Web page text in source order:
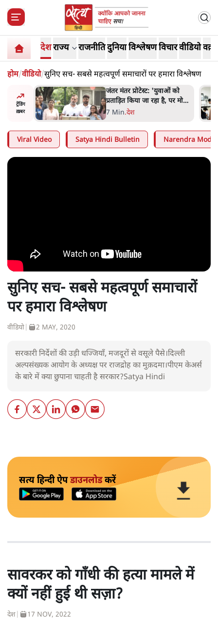
देशराज्य राजनीतिदुनियाविश्लेषणविचारवीडियो
होम/वीडियो/सुनिए सच- सबसे महत्वपूर्ण समाचारों पर हमारा विश्लेषण
ट्रेंडिंग
ख़बर
पर मोदी-
पेंटर प्रशांत की दर्दनाक दास्तान-
जंतर मंतर पर पैलेट गन से 5 नहीं,
6 लोग घायल हुए
6 Min.देश
Viral Video Satya Hindi Bulletin Narendra Modi
सुनिए सच- सबसे महत्वपूर्ण समाचारों
पर हमारा विश्लेषण
वीडियो 2 MAY, 2020
सरकारी निर्देशों की उड़ी धज्जियाँ, मजदूरों से वसूले पैसे।दिल्ली
अल्पसंख्यक आयोग के अध्यक्ष पर राजद्रोह का मुक़दमा।पीएम केअर्स
के बारे में क्या छुपाना चाहती है सरकार?Satya Hindi
सत्य हिन्दी ऐपडाउनलोडकरें
सावरकर को गाँधी की हत्या मामले में
क्यों नहीं हुई थी सज़ा?
देश 17 NOV, 2022